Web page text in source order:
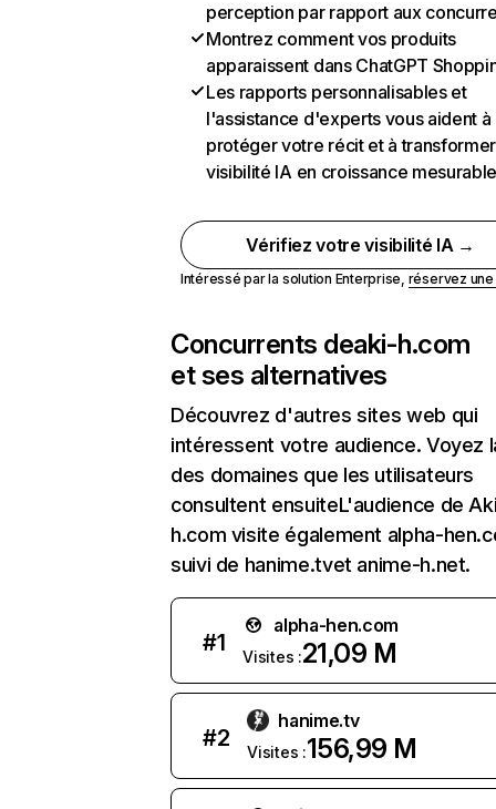
perception par rapport aux
Montrez comment vos produits
apparaissent dans ChatGPT
Les rapports personnalisables et
l'assistance d'experts vous aident à
protéger votre récit et à
visibilité IA en croissance
Vérifiez votre visibilité IA →
Intéressé par la solution Enterprise, réservez
Concurrents deaki-h.com
et ses alternatives
Découvrez d'autres sites web qui
intéressent votre audience. Voyez
des domaines que les utilisateurs
consultent ensuiteL'audience de
h.com visite également alpha-
suivi de hanime.tvet anime-h.net.
#1
alpha-hen.com
Visites :21,09 M
#2
hanime.tv
Visites :156,99 M